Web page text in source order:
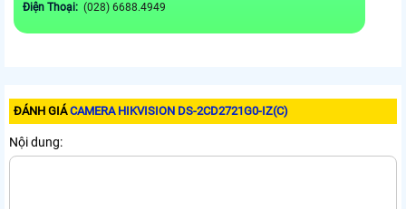
Điện Thoại: (028) 6688.4949
ĐÁNH GIÁCAMERA HIKVISION DS-2CD2721G0-IZ(C)
Nội dung: